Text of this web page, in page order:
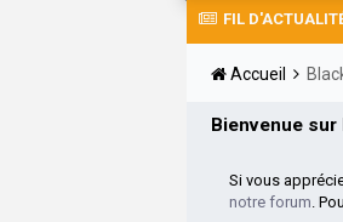
FIL
Accueil
Bienvenue
Si vous
notre forum .